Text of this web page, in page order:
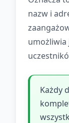
nazw i
umożliwia
Każdy